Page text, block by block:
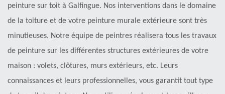
peinture sur toit à Galfingue. Nos interventions dans le domaine
de la toiture et de votre peinture murale extérieure sont très
minutieuses. Notre équipe de peintres réalisera tous les travaux
de peinture sur les différentes structures extérieures de votre
maison : volets, clôtures, murs extérieurs, etc. Leurs
connaissances et leurs professionnelles, vous garantit tout type